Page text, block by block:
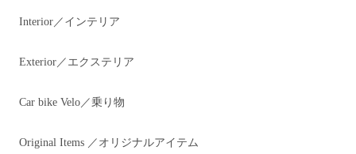
Interior／インテリア
Exterior／エクステリア
Car bike Velo／乗り物
Original Items ／オリジナルアイテム